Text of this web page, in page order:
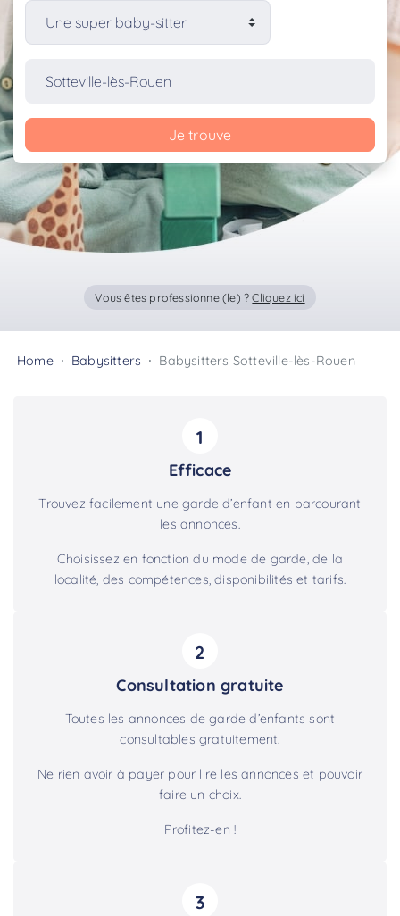
Je trouve
Vous êtes professionnel(le) ?Cliquez ici
Home Babysitters Babysitters Sotteville-lès-Rouen
1
Efficace
Trouvez facilement une garde d’enfant en parcourant
les annonces.
Choisissez en fonction du mode de garde, de la
localité, des compétences, disponibilités et tarifs.
2
Consultation gratuite
Toutes les annonces de garde d’enfants sont
consultables gratuitement.
Ne rien avoir à payer pour lire les annonces et pouvoir
faire un choix.
Profitez-en !
3